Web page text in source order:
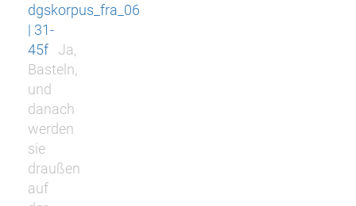
dgskorpus_fra_06
| 31-
45f
Ja,
Basteln,
und
danach
werden
sie
draußen
auf